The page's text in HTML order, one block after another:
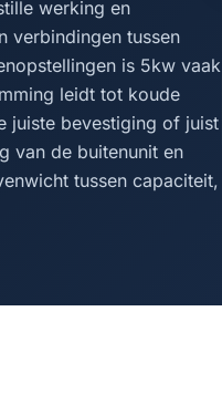
werking en
verbindingen tussen
is 5kw vaak
leidt tot koude
juiste bevestiging of juist
van de buitenunit en
tussen capaciteit,